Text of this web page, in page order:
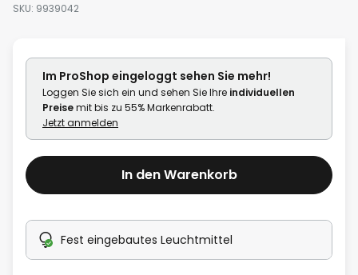
springen
SKU 9939042
Im ProShop eingeloggt sehen Sie mehr!
Loggen Sie sich ein und sehen Sie Ihre individuellen
Preisemit bis zu 55% Markenrabatt.
Jetzt anmelden
In den Warenkorb
Fest eingebautes Leuchtmittel